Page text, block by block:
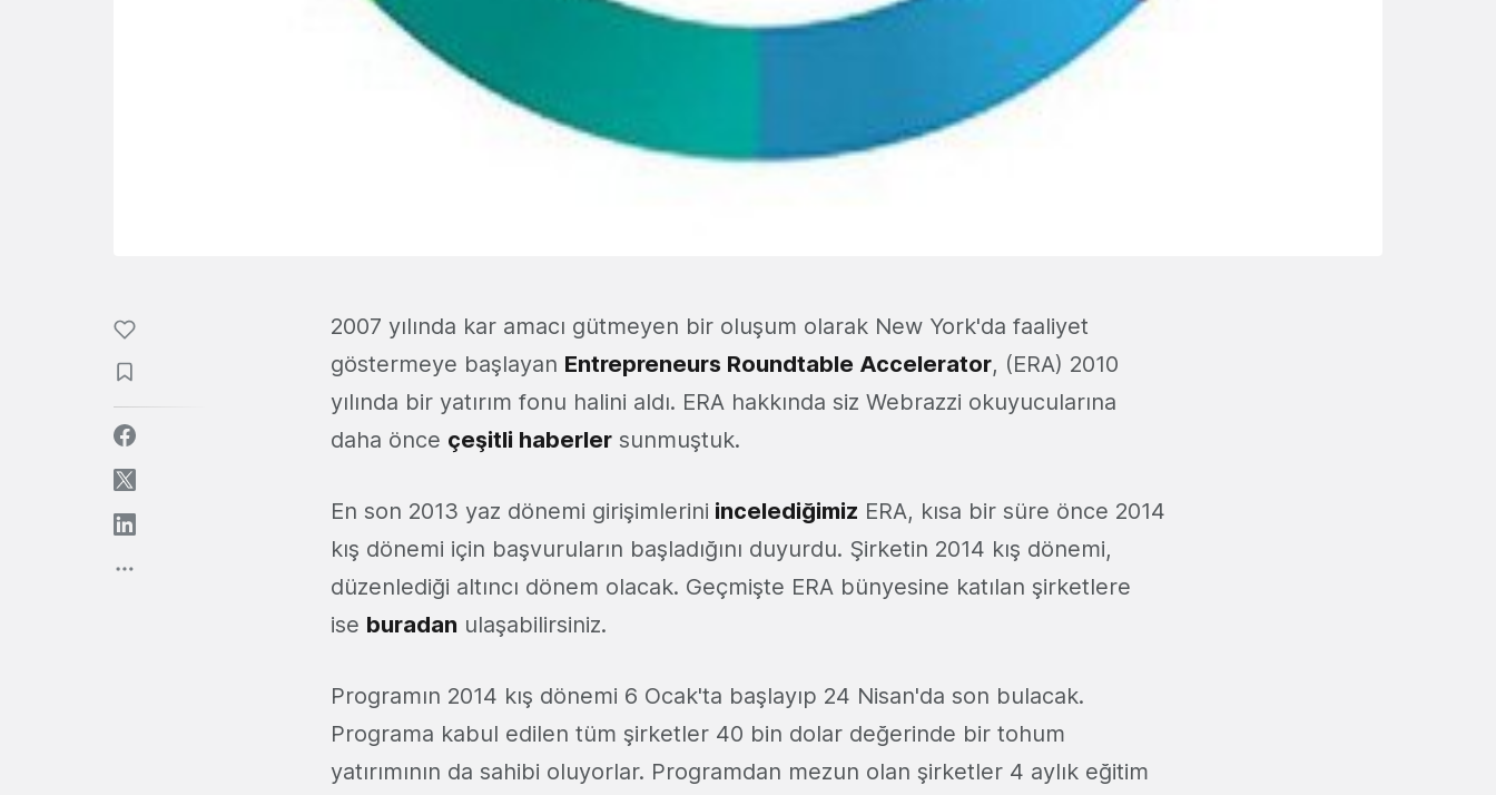
2007 yılında kar amacı gütmeyen bir oluşum olarak New York'da faaliyet
göstermeye başlayan Entrepreneurs Roundtable Accelerator, (ERA) 2010
yılında bir yatırım fonu halini aldı. ERA hakkında siz Webrazzi okuyucularına
daha önce çeşitli haberler sunmuştuk.
En son 2013 yaz dönemi girişimlerini incelediğimiz ERA, kısa bir süre önce 2014
kış dönemi için başvuruların başladığını duyurdu. Şirketin 2014 kış dönemi,
düzenlediği altıncı dönem olacak. Geçmişte ERA bünyesine katılan şirketlere
ise buradan ulaşabilirsiniz.
Programın 2014 kış dönemi 6 Ocak'ta başlayıp 24 Nisan'da son bulacak.
Programa kabul edilen tüm şirketler 40 bin dolar değerinde bir tohum
yatırımının da sahibi oluyorlar. Programdan mezun olan şirketler 4 aylık eğitim